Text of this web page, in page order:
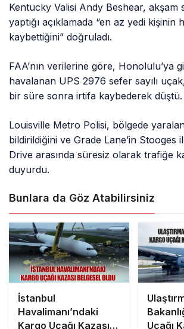
Kentucky Valisi Andy Beshear, akşam
yaptığı açıklamada “en az yedi kişinin
kaybettiğini” doğruladı.
FAA’nın verilerine göre, Honolulu’ya
havalanan UPS 2976 sefer sayılı
bir süre sonra irtifa kaybederek düştü.
Louisville Metro Polisi, bölgede
bildirildiğini ve Grade Lane’in Stooges
Drive arasında süresiz olarak trafiğe
duyurdu.
Bunlara da Göz Atabilirsiniz
İstanbul
Havalimanı’ndaki
Kargo Uçağı Kazası
Uçağı